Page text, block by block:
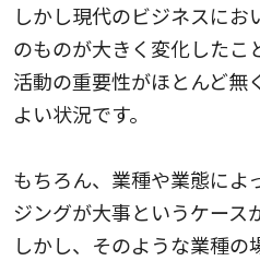
しかし現代のビジネスにお
のものが大きく変化したこ
活動の重要性がほとんど無
よい状況です。
もちろん、業種や業態によ
ジングが大事というケース
しかし、そのような業種の